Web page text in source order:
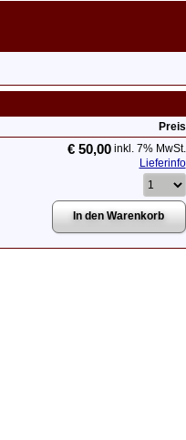
Preis
€ 50,00inkl. 7% MwSt.
Lieferinfo